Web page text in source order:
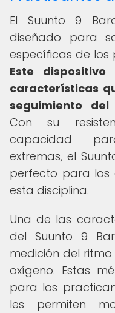
El Suunto 9
diseñado para
específicas de los
Este
características
seguimiento
Con su
capacidad
extremas, el
perfecto para los
esta disciplina.
Una de las
del Suunto 9
medición del
oxígeno. Estas
para los
les permiten